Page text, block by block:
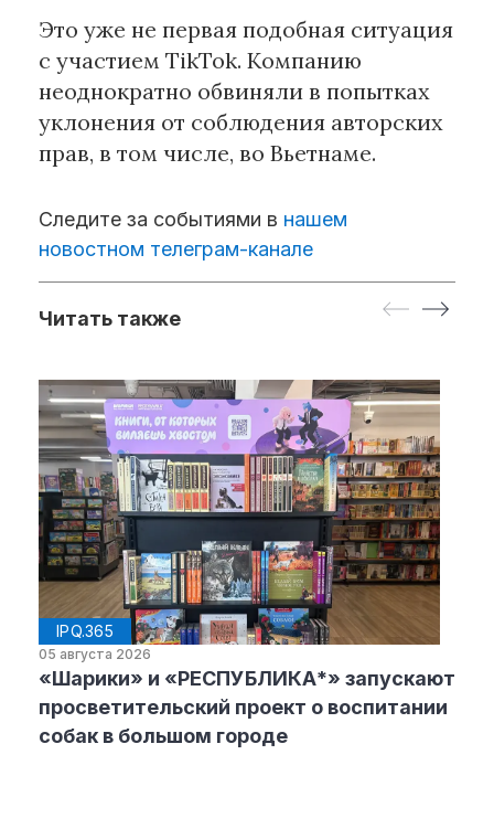
Это уже не первая подобная ситуация
с участием TikTok. Компанию
неоднократно обвиняли в попытках
уклонения от соблюдения авторских
прав, в том числе, во Вьетнаме.
Следите за событиями в нашем
новостном телеграм-канале
Читать также
IPQ.365
05 августа 2026
«Шарики» и «РЕСПУБЛИКА*» запускают
просветительский проект о воспитании
собак в большом городе